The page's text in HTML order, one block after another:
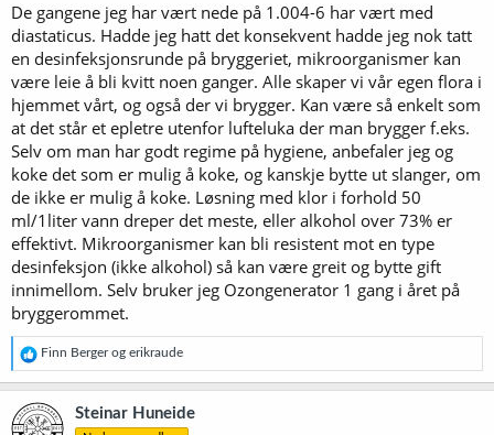
Fater eller flasker du?
De gangene jeg har vært nede på 1.004-6 har vært med
diastaticus. Hadde jeg hatt det konsekvent hadde jeg nok tatt
en desinfeksjonsrunde på bryggeriet, mikroorganismer kan
være leie å bli kvitt noen ganger. Alle skaper vi vår egen flora i
hjemmet vårt, og også der vi brygger. Kan være så enkelt som
at det står et epletre utenfor lufteluka der man brygger f.eks.
Selv om man har godt regime på hygiene, anbefaler jeg og
koke det som er mulig å koke, og kanskje bytte ut slanger, om
de ikke er mulig å koke. Løsning med klor i forhold 50
ml/1liter vann dreper det meste, eller alkohol over 73% er
effektivt. Mikroorganismer kan bli resistent mot en type
desinfeksjon (ikke alkohol) så kan være greit og bytte gift
innimellom. Selv bruker jeg Ozongenerator 1 gang i året på
bryggerommet.
R
e
a
k
s
Finn Bergerog erikraude
Steinar Huneide